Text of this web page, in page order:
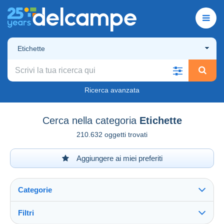
Etichette
Ricerca avanzata
Cerca nella categoria Etichette
210.632 oggetti trovati
Aggiungere ai miei preferiti
Categorie
Filtri